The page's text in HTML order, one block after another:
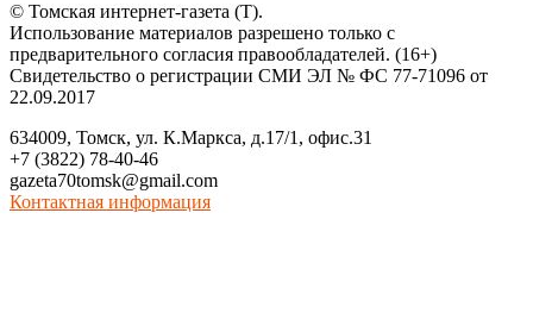
© Томская интернет-газета (Т).
Использование материалов разрешено только с
предварительного согласия правообладателей. (16+)
Свидетельство о регистрации СМИ ЭЛ № ФС 77-71096 от
22.09.2017
634009, Томск, ул. К.Маркса, д.17/1, офис.31
+7 (3822) 78-40-46
gazeta70tomsk@gmail.com
Контактная информация